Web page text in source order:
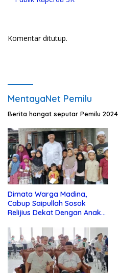
Komentar ditutup.
MentayaNet Pemilu
Berita hangat seputar Pemilu 2024
Dimata Warga Madina,
Cabup Saipullah Sosok
Relijius Dekat Dengan Anak